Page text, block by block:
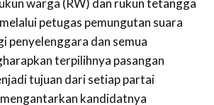
petugas pemungutan suara
penyelenggara dan semua
terpilihnya pasangan
tujuan dari setiap partai
kandidatnya